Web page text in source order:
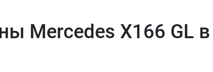
Mercedes X166 GL